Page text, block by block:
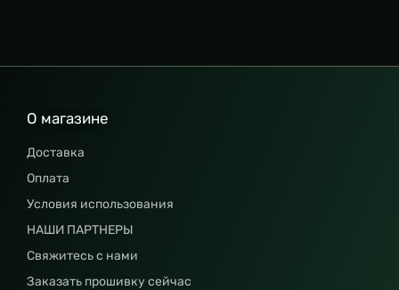
О магазине
Доставка
Оплата
Условия использования
НАШИ ПАРТНЕРЫ
Свяжитесь с нами
Заказать прошивку сейчас